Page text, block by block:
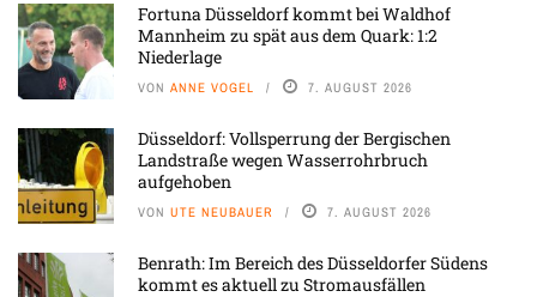
Fortuna Düsseldorf kommt bei Waldhof
Mannheim zu spät aus dem Quark: 1:2
Niederlage
VON ANNE VOGEL 7. AUGUST 2026
Düsseldorf: Vollsperrung der Bergischen
Landstraße wegen Wasserrohrbruch
aufgehoben
VON UTE NEUBAUER 7. AUGUST 2026
Benrath: Im Bereich des Düsseldorfer Südens
kommt es aktuell zu Stromausfällen